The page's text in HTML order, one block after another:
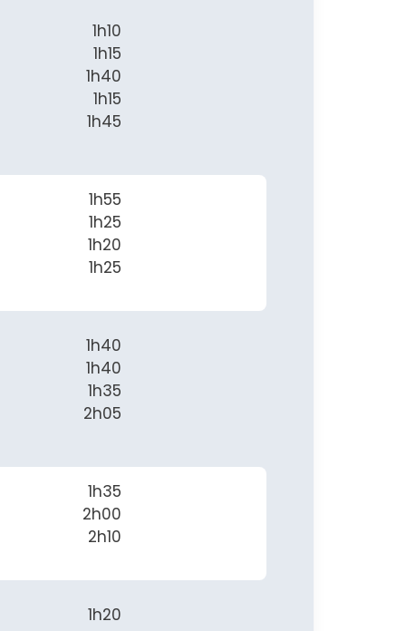
1h10
1h15
1h40
1h15
1h45
1h55
1h25
1h20
1h25
1h40
1h40
1h35
2h05
1h35
2h00
2h10
1h20